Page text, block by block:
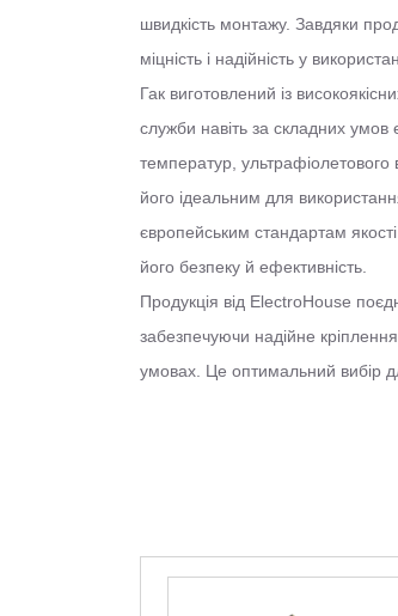
швидкість монтажу. Завдяки
міцність і надійність у
Гак виготовлений із
служби навіть за складних умов
температур, ультрафіолетового
його ідеальним для
європейським стандартам
його безпеку й ефективність.
Продукція від ElectroHouse
забезпечуючи надійне кріплення
умовах. Це оптимальний вибір